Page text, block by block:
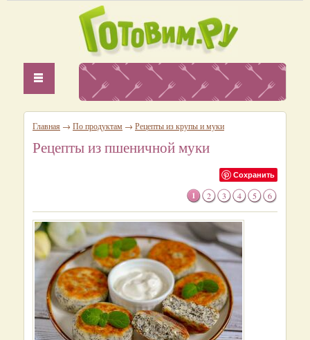
Главная → По продуктам → Рецепты из крупы и муки
Рецепты из пшеничной муки
Сохранить
1 2 3 4 5 6